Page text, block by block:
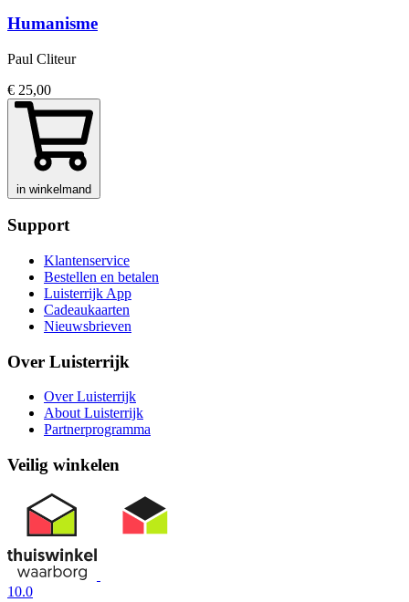
Humanisme
Paul Cliteur
€ 25,00
in winkelmand
Support
Klantenservice
Bestellen en betalen
Luisterrijk App
Cadeaukaarten
Nieuwsbrieven
Over Luisterrijk
Over Luisterrijk
About Luisterrijk
Partnerprogramma
Veilig winkelen
10.0